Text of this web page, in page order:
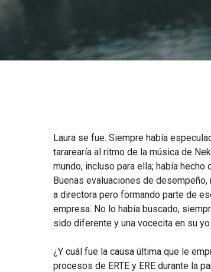
Laura se fue. Siempre había
tararearía al ritmo de la música de
mundo, incluso para ella; había
Buenas evaluaciones de
a directora pero formando parte de
empresa. No lo había buscado,
sido diferente y una vocecita en su
¿Y cuál fue la causa última que le
procesos de ERTE y ERE durante la